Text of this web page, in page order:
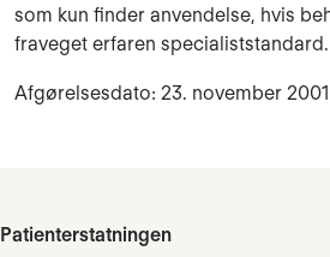
som kun finder anvendelse, hvis
fraveget erfaren specialiststandard.
Afgørelsesdato: 23. november 2001
Patienterstatningen